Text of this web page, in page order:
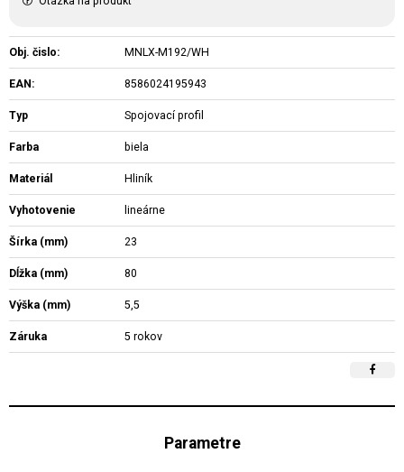
Obj. čislo: MNLX-M192/WH
EAN: 8586024195943
Typ Spojovací profil
Farba biela
Materiál Hliník
Vyhotovenie lineárne
Šírka (mm) 23
Dĺžka (mm) 80
Výška (mm) 5,5
Záruka 5 rokov
Parametre